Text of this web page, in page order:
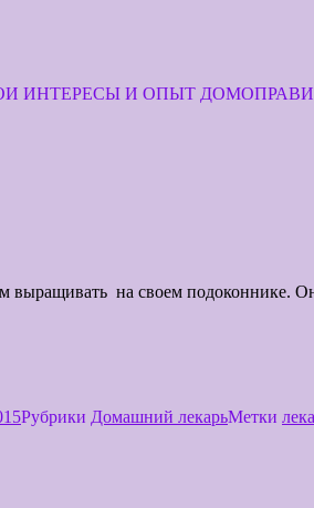
ИНТЕРЕСЫ И ОПЫТ
выращивать на своем подоконнике.
Рубрики Домашний лекарьМетки